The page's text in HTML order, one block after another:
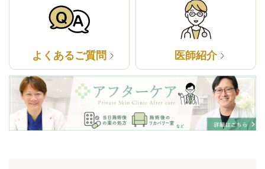
よくあるご質問 医師紹介